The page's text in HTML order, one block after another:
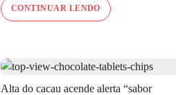
A Nova Funghi
é uma
processo é totalmente
e enlatados, seguindo as
qualidade até chegar na
CONTINUAR LENDO
Alta do cacau acende alerta “sabor